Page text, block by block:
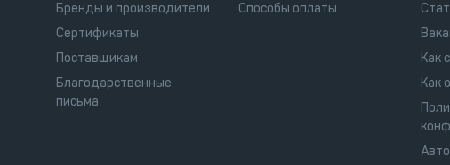
Бренды и производители
Сертификаты
Поставщикам
Благодарственные
письма
Способы оплаты
Как
Как